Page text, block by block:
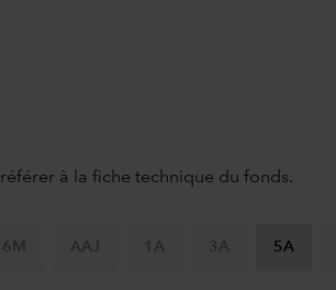
à la fiche technique du fonds.
6M AAJ 1A 3A 5A